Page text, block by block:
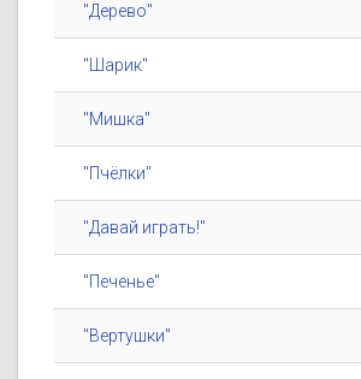
"Дерево"
"Шарик"
"Мишка"
"Пчёлки"
"Давай играть!"
"Печенье"
"Вертушки"